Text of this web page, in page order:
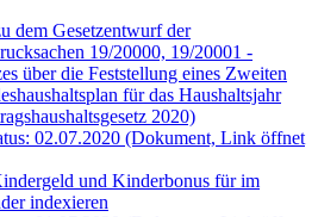
dem Gesetzentwurf der
19/20000, 19/20001 -
über die Feststellung eines Zweiten
für das Haushaltsjahr
2020)
02.07.2020 (Dokument, Link öffnet
und Kinderbonus für im
indexieren